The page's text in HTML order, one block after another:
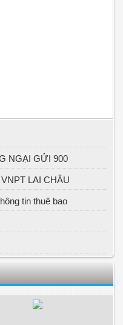
NGẠI GỬI 900
LAI CHÂU
tin thuê bao